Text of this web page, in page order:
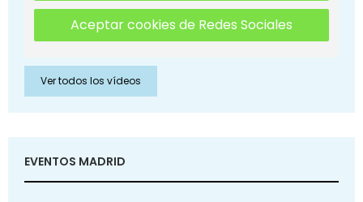
Aceptar cookies de Redes Sociales
Ver todos los vídeos
EVENTOS MADRID